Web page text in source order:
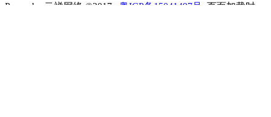
Power by 云禅网络 ©2017.. 粤ICP备15041497号
. 页面加载时